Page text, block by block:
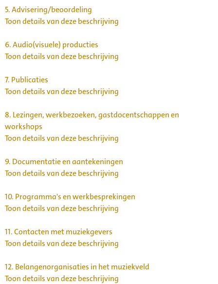
5.Advisering/beoordeling
Toon details van deze beschrijving
6.Audio(visuele) producties
Toon details van deze beschrijving
7. Publicaties
Toon details van deze beschrijving
8. Lezingen, werkbezoeken, gastdocentschappen en
workshops
Toon details van deze beschrijving
9. Documentatie en aantekeningen
Toon details van deze beschrijving
10. Programma's en werkbesprekingen
Toon details van deze beschrijving
11.Contacten met muziekgevers
Toon details van deze beschrijving
12. Belangenorganisaties in het muziekveld
Toon details van deze beschrijving